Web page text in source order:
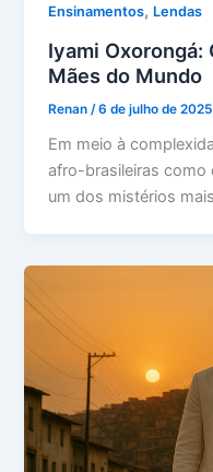
Ensinamentos, Lendas
Iyami Oxorongá:
Mães do Mundo
Renan /6 de julho de 2025
Em meio à
afro-brasileiras como
um dos mistérios